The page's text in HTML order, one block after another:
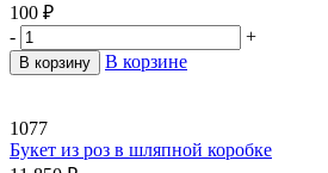
100 ₽
-
+
В корзину В корзине
1077
Букет из роз в шляпной коробке